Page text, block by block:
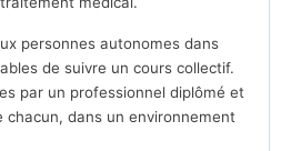
personnes autonomes dans
de suivre un cours collectif.
par un professionnel diplômé et
dans un environnement